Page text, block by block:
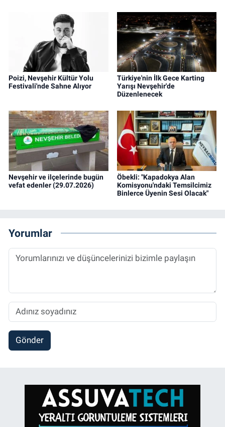
Poizi, Nevşehir Kültür Yolu
Festivali'nde Sahne Alıyor
Türkiye'nin İlk Gece Karting
Yarışı Nevşehir'de
Düzenlenecek
Nevşehir ve ilçelerinde bugün
vefat edenler (29.07.2026)
Öbekli: "Kapadokya Alan
Komisyonu'ndaki Temsilcimiz
Binlerce Üyenin Sesi Olacak"
Yorumlar
Gönder